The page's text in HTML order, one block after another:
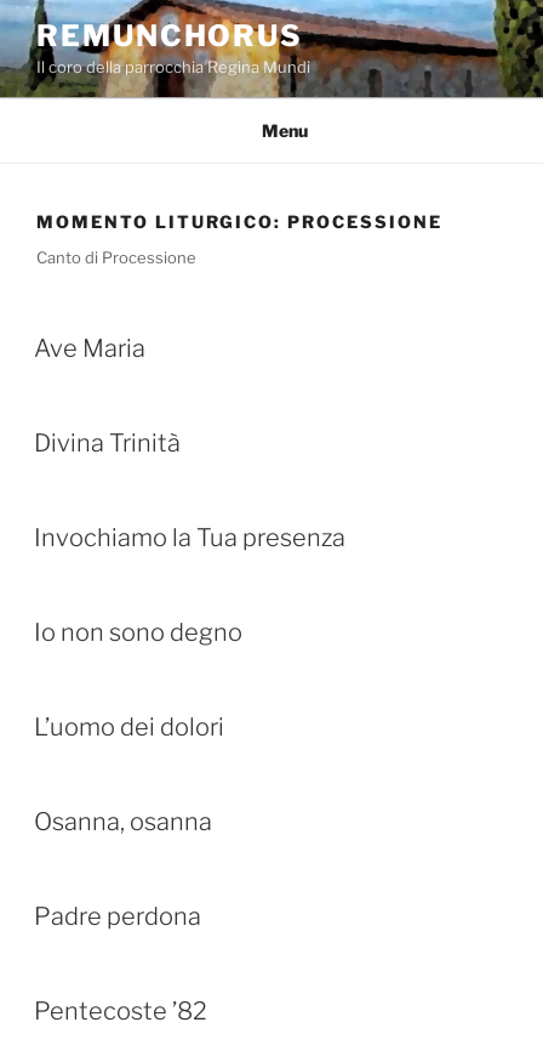
Salta
contenuto
REMUNCHORUS
Il coro della parrocchia Regina Mundi
Menu
MOMENTO LITURGICO:PROCESSIONE
Canto di Processione
Ave Maria
Divina Trinità
Invochiamo la Tua presenza
Io non sono degno
L’uomo dei dolori
Osanna, osanna
Padre perdona
Pentecoste ’82